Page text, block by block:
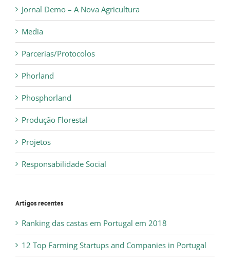
Jornal Demo – A Nova Agricultura
Media
Parcerias/Protocolos
Phorland
Phosphorland
Produção Florestal
Projetos
Responsabilidade Social
Artigos recentes
Ranking das castas em Portugal em 2018
12 Top Farming Startups and Companies in Portugal